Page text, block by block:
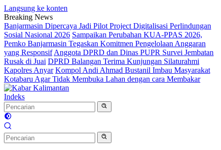
Langsung ke konten
Breaking News
Banjarmasin Dipercaya Jadi Pilot Project Digitalisasi Perlindungan
Sosial Nasional 2026 Sampaikan Perubahan KUA-PPAS 2026,
Pemko Banjarmasin Tegaskan Komitmen Pengelolaan Anggaran
yang Responsif Anggota DPRD dan Dinas PUPR Survei Jembatan
Rusak di Juai DPRD Balangan Terima Kunjungan Silaturahmi
Kapolres Anyar Kompol Andi Ahmad Bustanil Imbau Masyarakat
Kotabaru Agar Tidak Membuka Lahan dengan cara Membakar
Indeks